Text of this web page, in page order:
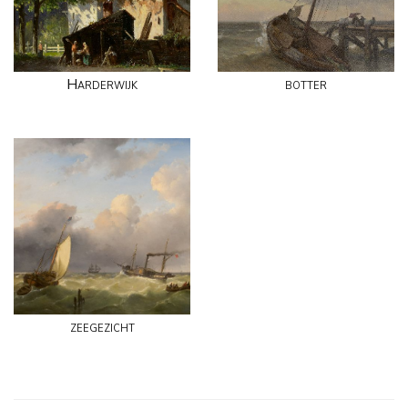
Harderwijk botter
zeegezicht